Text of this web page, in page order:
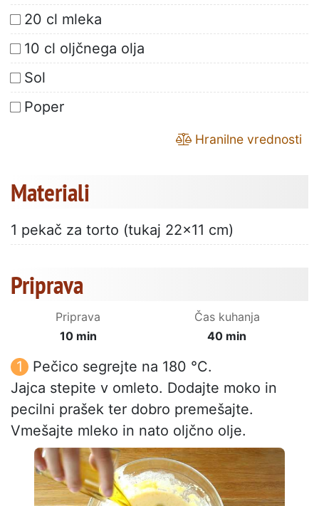
20 cl mleka
10 cl oljčnega olja
Sol
Poper
Hranilne vrednosti
Materiali
1 pekač za torto (tukaj 22x11 cm)
Priprava
Priprava
10 min
Čas kuhanja
40 min
Pečico segrejte na 180 °C.
Jajca stepite v omleto. Dodajte moko in
pecilni prašek ter dobro premešajte.
Vmešajte mleko in nato oljčno olje.